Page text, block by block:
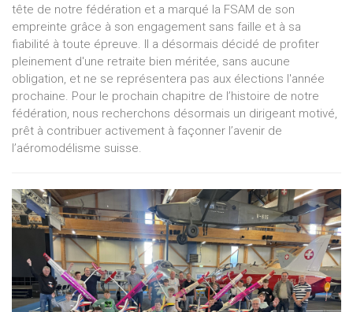
tête de notre fédération et a marqué la FSAM de son
empreinte grâce à son engagement sans faille et à sa
fiabilité à toute épreuve. Il a désormais décidé de profiter
pleinement d'une retraite bien méritée, sans aucune
obligation, et ne se représentera pas aux élections l'année
prochaine. Pour le prochain chapitre de l’histoire de notre
fédération, nous recherchons désormais un dirigeant motivé,
prêt à contribuer activement à façonner l’avenir de
l’aéromodélisme suisse.